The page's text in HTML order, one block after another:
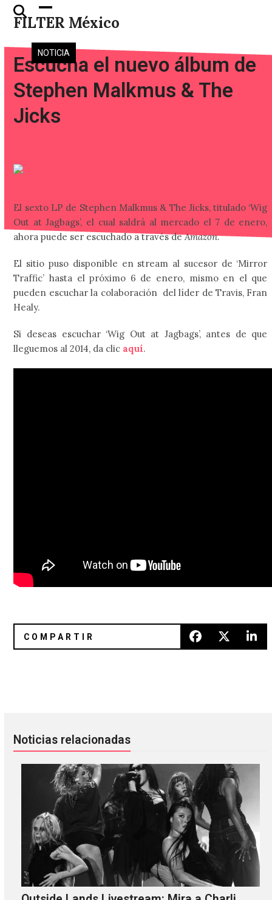
Skip
FILTER México
Open
mobile
menu
Close
mobile
menu
NOTICIA
Escucha el nuevo álbum de
Stephen Malkmus & The
Jicks
El sexto LP de Stephen Malkmus & The Jicks, titulado ‘Wig
Out at Jagbags’, el cual saldrá al mercado el 7 de enero,
ahora puede ser escuchado a través deAmazon.
El sitio puso disponible en stream al sucesor de ‘Mirror
Traffic’ hasta el próximo 6 de enero, mismo en el que
pueden escuchar la colaboración del líder de Travis, Fran
Healy.
Si deseas escuchar ‘Wig Out at Jagbags’, antes de que
lleguemos al 2014, da clic aquí.
Noticias relacionadas